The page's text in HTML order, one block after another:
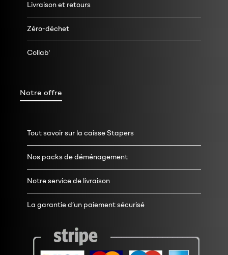
Livraison et retours
Zéro-déchet
Collab'
Notre offre
Tout savoir sur la caisse Stapers
Nos packs de déménagement
Notre service de livraison
La garantie d’un paiement sécurisé